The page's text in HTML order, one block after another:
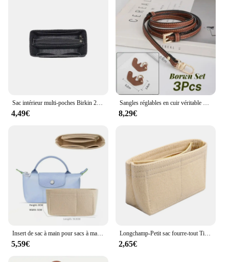
Sac intérieur multi-poches Birkin 25/30/35, sac de rangement, sac à main en feutre, doublure d'insertion
4,49€
Sangles réglables en cuir véritable pour mini sac Longchamp, sans poinçon, sangle initiée, accessoires de conversion à bandoulière
8,29€
Insert de sac à main pour sacs à main, sac en feutre, fourre-tout et sac à main, compatible avec Longchamp
5,59€
Longchamp-Petit sac fourre-tout Timid, sac de rangement et de finition, doublure intérieure, sacs à main, insert, taille mini
2,65€